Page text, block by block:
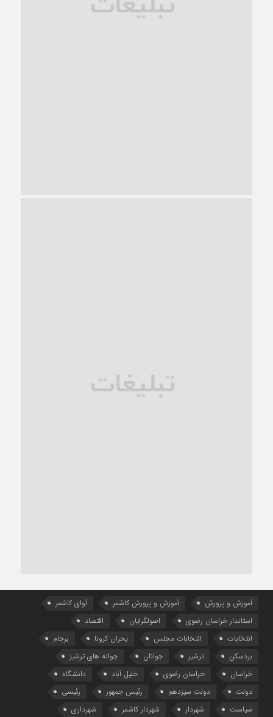
آموزش و پرورش آموزش و پرورش کاشمر
آوای کاشمر
استاندار خراسان رضوی
اصولگرایان
اقتصاد
انتخابات
انتخابات مجلس بحران کرونا
برجام
بردسکن
ترشیز جوانان
جوانه های ترشیز
خراسان
خراسان رضوی خلیل آباد
دانشگاه
دولت
دولت سیزدهم رئیس جمهور
رئیسی
سیاست
شهردار شهردار کاشمر شهرداری